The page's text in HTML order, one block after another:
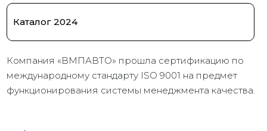
Каталог 2024
Компания «ВМПАВТО» прошла сертификацию по
международному стандарту ISO 9001 на предмет
функционирования системы менеджмента качества.